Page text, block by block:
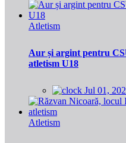
Atletism
Aur și argint pentru
atletism U18
Jul 01,
Atletism